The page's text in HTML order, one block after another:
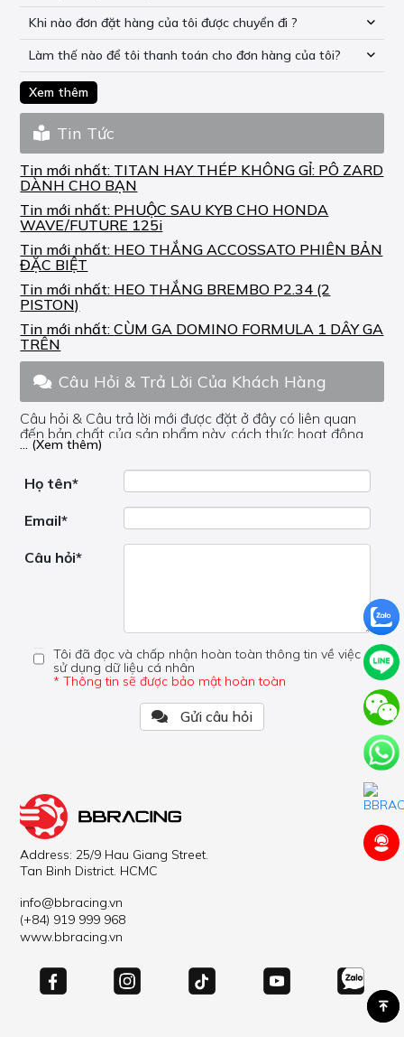
Khi nào đơn đặt hàng của tôi được chuyển đi ?
Làm thế nào để tôi thanh toán cho đơn hàng của tôi?
Xem thêm
Tin Tức
Tin mới nhất: TITAN HAY THÉP KHÔNG GỈ: PÔ ZARD
DÀNH CHO BẠN
Tin mới nhất: PHUỘC SAU KYB CHO HONDA
WAVE/FUTURE 125i
Tin mới nhất: HEO THẮNG ACCOSSATO PHIÊN BẢN
ĐẶC BIỆT
Tin mới nhất: HEO THẮNG BREMBO P2.34 (2
PISTON)
Tin mới nhất:CÙM GA DOMINO FORMULA 1 DÂY GA
TRÊN
Câu Hỏi & Trả Lời Của Khách Hàng
Câu hỏi & Câu trả lời mới được đặt ở đây có liên quan
đến bản chất của sản phẩm này, cách thức hoạt động,
nơi hoạt động, liệu nó có hữu ích không, v.v.
câu hỏi của bạn ở đây mà bên trong trang đó.
... (Xem thêm)
Họ tên*
Email*
Câu hỏi*
Tôi đã đọc và chấp nhận hoàn toàn thông tin về việc
sử dụng dữ liệu cá nhân
* Thông tin sẽ được bảo mật hoàn toàn
Gửi câu hỏi
Address: 25/9 Hau Giang Street.
Tan Binh District. HCMC
info@bbracing.vn
(+84) 919 999 968
www.bbracing.vn